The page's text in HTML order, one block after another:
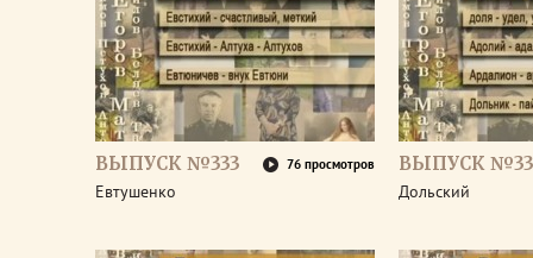
ВЫПУСК №333 76 просмотров
Евтушенко
ВЫПУСК
Дольский